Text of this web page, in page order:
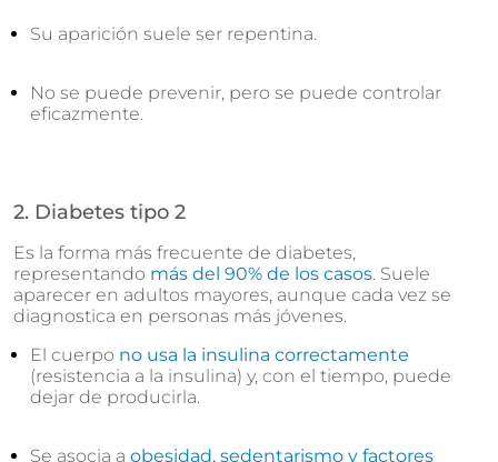
Su aparición suele ser repentina.
No se puede prevenir, pero se puede controlar
eficazmente.
2. Diabetes tipo 2
Es la forma más frecuente de diabetes,
representando más del 90% de los casos. Suele
aparecer en adultos mayores, aunque cada vez se
diagnostica en personas más jóvenes.
El cuerpo no usa la insulina correctamente
(resistencia a la insulina) y, con el tiempo, puede
dejar de producirla.
Se asocia a obesidad, sedentarismo y factores